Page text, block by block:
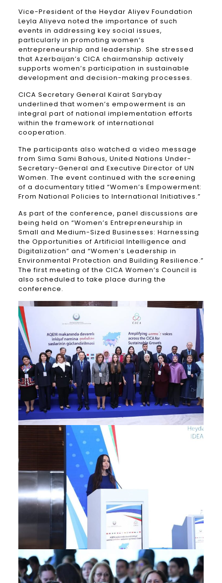
Vice-President of the Heydar Aliyev Foundation
Leyla Aliyeva noted the importance of such
events in addressing key social issues,
particularly in promoting women’s
entrepreneurship and leadership. She stressed
that Azerbaijan’s CICA chairmanship actively
supports women’s participation in sustainable
development and decision-making processes.
CICA Secretary General Kairat Sarybay
underlined that women’s empowerment is an
integral part of national implementation efforts
within the framework of international
cooperation.
The participants also watched a video message
from Sima Sami Bahous, United Nations Under-
Secretary-General and Executive Director of UN
Women. The event continued with the screening
of a documentary titled “Women’s Empowerment:
From National Policies to International Initiatives.”
As part of the conference, panel discussions are
being held on “Women’s Entrepreneurship in
Small and Medium-Sized Businesses: Harnessing
the Opportunities of Artificial Intelligence and
Digitalization” and “Women’s Leadership in
Environmental Protection and Building Resilience.”
The first meeting of the CICA Women’s Council is
also scheduled to take place during the
conference.